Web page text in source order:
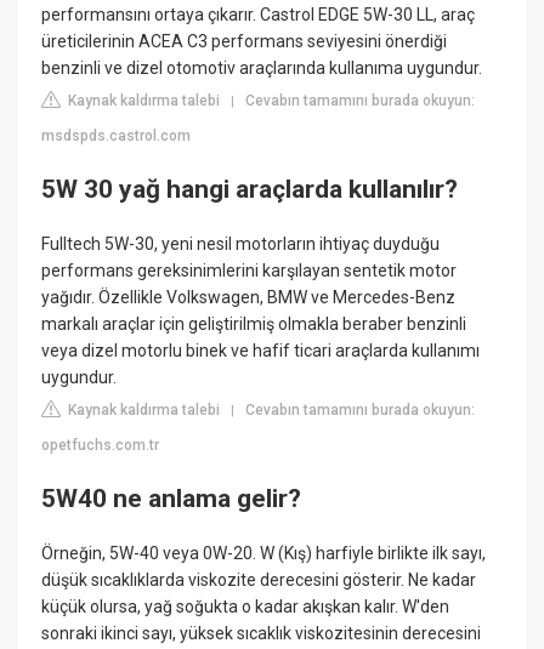
performansını ortaya çıkarır. Castrol EDGE 5W-30 LL, araç
üreticilerinin ACEA C3 performans seviyesini önerdiği
benzinli ve dizel otomotiv araçlarında kullanıma uygundur.
Kaynak kaldırma talebi |Cevabın tamamını burada okuyun:
msdspds.castrol.com
5W 30 yağ hangi araçlarda kullanılır?
Fulltech 5W-30, yeni nesil motorların ihtiyaç duyduğu
performans gereksinimlerini karşılayan sentetik motor
yağıdır. Özellikle Volkswagen, BMW ve Mercedes-Benz
markalı araçlar için geliştirilmiş olmakla beraber benzinli
veya dizel motorlu binek ve hafif ticari araçlarda kullanımı
uygundur.
Kaynak kaldırma talebi |Cevabın tamamını burada okuyun:
opetfuchs.com.tr
5W40 ne anlama gelir?
Örneğin, 5W-40 veya 0W-20. W (Kış) harfiyle birlikte ilk sayı,
düşük sıcaklıklarda viskozite derecesini gösterir. Ne kadar
küçük olursa, yağ soğukta o kadar akışkan kalır. W'den
sonraki ikinci sayı, yüksek sıcaklık viskozitesinin derecesini